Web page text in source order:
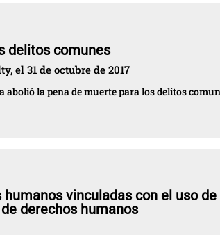
delitos comunes
el 31 de octubre de 2017
abolió la pena de muerte para los delitos
vinculadas con el uso de
derechos humanos